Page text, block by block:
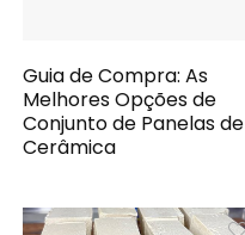
Guia de Compra: As
Melhores Opções de
Conjunto de Panelas de
Cerâmica